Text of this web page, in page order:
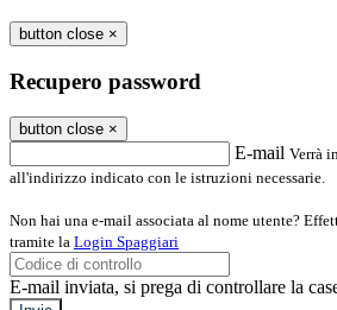
button close ×
Recupero password
button close ×
E-mail Verrà
all'indirizzo indicato con le istruzioni necessarie.
Non hai una e-mail associata al nome utente?
tramite la Login Spaggiari
E-mail inviata, si prega di controllare la